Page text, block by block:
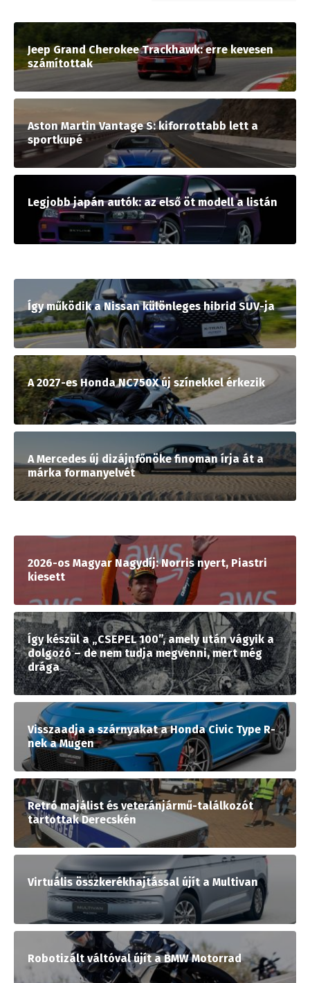
Jeep Grand Cherokee Trackhawk: erre kevesen
számítottak
Aston Martin Vantage S: kiforrottabb lett a
sportkupé
Legjobb japán autók: az első öt modell a listán
Így működik a Nissan különleges hibrid SUV-ja
A 2027-es Honda NC750X új színekkel érkezik
A Mercedes új dizájnfőnöke finoman írja át a
márka formanyelvét
2026-os Magyar Nagydíj: Norris nyert, Piastri
kiesett
Így készül a „CSEPEL 100”, amely után vágyik a
dolgozó – de nem tudja megvenni, mert még
drága
Visszaadja a szárnyakat a Honda Civic Type R-
nek a Mugen
Retró majálist és veteránjármű-találkozót
tartottak Derecskén
Virtuális összkerékhajtással újít a Multivan
Robotizált váltóval újít a BMW Motorrad